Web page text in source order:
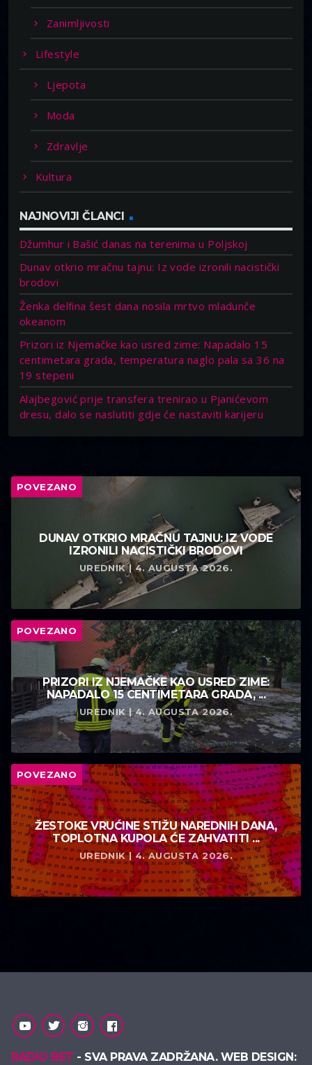
Zanimljivosti
Lifestyle
Ljepota
Moda
Zdravlje
Kultura
NAJNOVIJI ČLANCI
Džumhur i Bašić danas na terenima u Poljskoj
Dunav otkrio mračnu tajnu: Iz vode izronili nacistički
brodovi
Ženka delfina šest dana nosila mrtvo mladunče
okeanom
Prizori iz Njemačke kao usred zime: Napadalo 15
centimetara grada, temperatura naglo pala sa 36 na
19 stepeni
Alajbegović prije transfera trenirao u Pjanićevom
dresu, dalo se naslutiti gdje će nastaviti karijeru
POVEZANO
DUNAV OTKRIO MRAČNU TAJNU: IZ VODE
IZRONILI NACISTIČKI BRODOVI
UREDNIK | 4. AUGUSTA 2026.
POVEZANO
PRIZORI IZ NJEMAČKE KAO USRED ZIME:
NAPADALO 15 CENTIMETARA GRADA, ...
UREDNIK | 4. AUGUSTA 2026.
POVEZANO
ŽESTOKE VRUĆINE STIŽU NAREDNIH DANA,
TOPLOTNA KUPOLA ĆE ZAHVATITI ...
UREDNIK | 4. AUGUSTA 2026.
RADIO BET - SVA PRAVA ZADRŽANA. WEB DESIGN: